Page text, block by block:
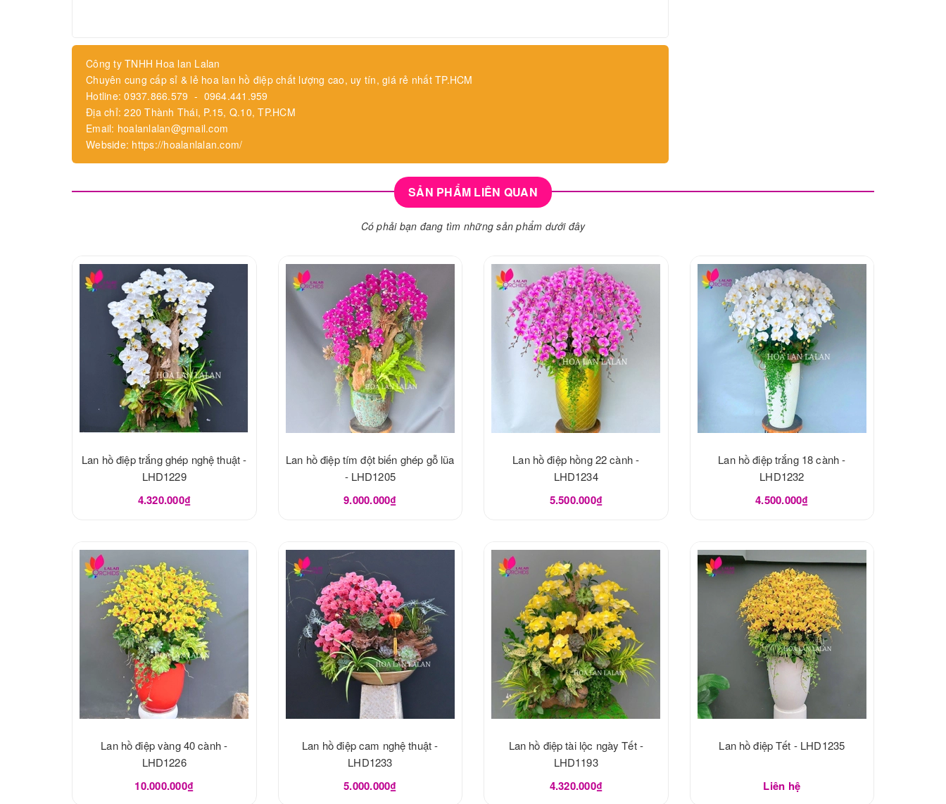
Công ty TNHH Hoa lan Lalan
Chuyên cung cấp sỉ & lẻ hoa lan hồ điệp chất lượng cao, uy tín, giá rẻ nhất TP.HCM
Hotline: 0937.866.579 - 0964.441.959
Địa chỉ: 220 Thành Thái, P.15, Q.10, TP.HCM
Email: hoalanlalan@gmail.com
Webside: https://hoalanlalan.com/
SẢN PHẨM LIÊN QUAN
Có phải bạn đang tìm những sản phẩm dưới đây
Lan hồ điệp trắng ghép nghệ thuật -
LHD1229
4.320.000₫
Lan hồ điệp tím đột biến ghép gỗ lũa
- LHD1205
9.000.000₫
Lan hồ điệp hồng 22 cành -
LHD1234
5.500.000₫
Lan hồ điệp trắng 18 cành -
LHD1232
4.500.000₫
Lan hồ điệp vàng 40 cành -
LHD1226
10.000.000₫
Lan hồ điệp cam nghệ thuật -
LHD1233
5.000.000₫
Lan hồ điệp tài lộc ngày Tết -
LHD1193
4.320.000₫
Lan hồ điệp Tết - LHD1235
Liên hệ